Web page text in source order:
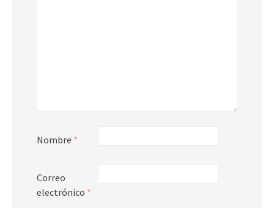
Nombre *
Correo
electrónico *